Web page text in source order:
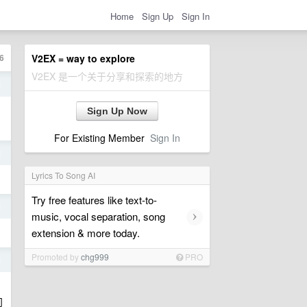
Home Sign Up Sign In
V2EX = way to explore
V2EX 是一个关于分享和探索的地方
Sign Up Now
For Existing Member Sign In
Lyrics To Song AI
Try free features like text-to-
music, vocal separation, song
extension & more today.
›
Promoted bychg999 PRO